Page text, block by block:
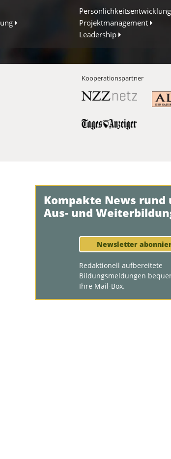
Persönlichkeitsentwicklung
Projektmanagement
Leadership
Kooperationspartner
Kompakte News rund
Aus- und
Newsletter
Redaktionell aufbereitete
Bildungsmeldungen
Ihre Mail-Box.